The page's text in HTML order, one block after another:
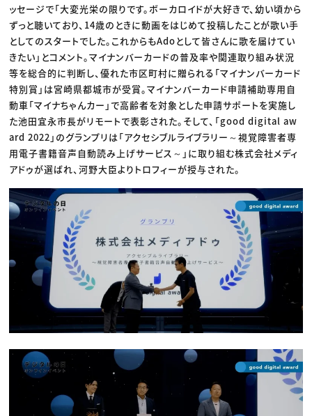
ッセージで「大変光栄の限りです。ボーカロイドが大好きで、幼い頃から
ずっと聴いており、14歳のときに動画をはじめて投稿したことが歌い手
としてのスタートでした。これからもAdoとして皆さんに歌を届けてい
きたい」とコメント。マイナンバーカードの普及率や関連取り組み状況
等を総合的に判断し、優れた市区町村に贈られる「マイナンバーカード
特別賞」は宮崎県都城市が受賞。マイナンバーカード申請補助専用自
動車「マイナちゃんカー」で高齢者を対象とした申請サポートを実施し
た池田宜永市長がリモートで表彰された。そして、「good digital aw
ard 2022」のグランプリは「アクセシブルライブラリー～視覚障害者専
用電子書籍音声自動読み上げサービス～」に取り組む株式会社メディ
アドゥが選ばれ、河野大臣よりトロフィーが授与された。